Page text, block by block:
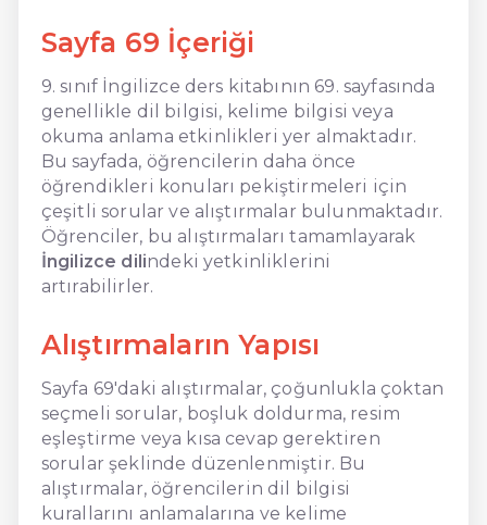
Sayfa 69 İçeriği
9. sınıf İngilizce ders kitabının 69. sayfasında
genellikle dil bilgisi, kelime bilgisi veya
okuma anlama etkinlikleri yer almaktadır.
Bu sayfada, öğrencilerin daha önce
öğrendikleri konuları pekiştirmeleri için
çeşitli sorular ve alıştırmalar bulunmaktadır.
Öğrenciler, bu alıştırmaları tamamlayarak
İngilizce dilindeki yetkinliklerini
artırabilirler.
Alıştırmaların Yapısı
Sayfa 69'daki alıştırmalar, çoğunlukla çoktan
seçmeli sorular, boşluk doldurma, resim
eşleştirme veya kısa cevap gerektiren
sorular şeklinde düzenlenmiştir. Bu
alıştırmalar, öğrencilerin dil bilgisi
kurallarını anlamalarına ve kelime